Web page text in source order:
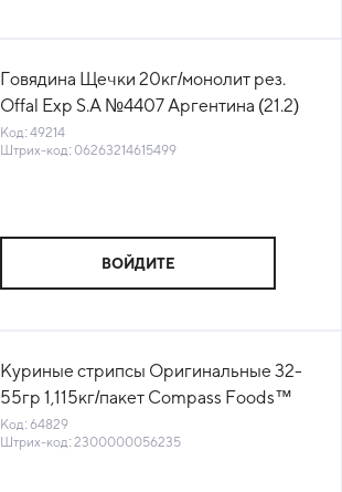
Говядина Щечки 20кг/монолит рез.
Offal Exp S.A №4407 Аргентина (21.2)
(КОД 49214) (-18°С)
Код: 49214
Штрих-код: 06263214615499
ВОЙДИТЕ
Куриные стрипсы Оригинальные 32-
55гр 1,115кг/пакет Compass Foods™
(1010722680) (КОД 64829) (-18°С)
Код: 64829
Штрих-код: 2300000056235